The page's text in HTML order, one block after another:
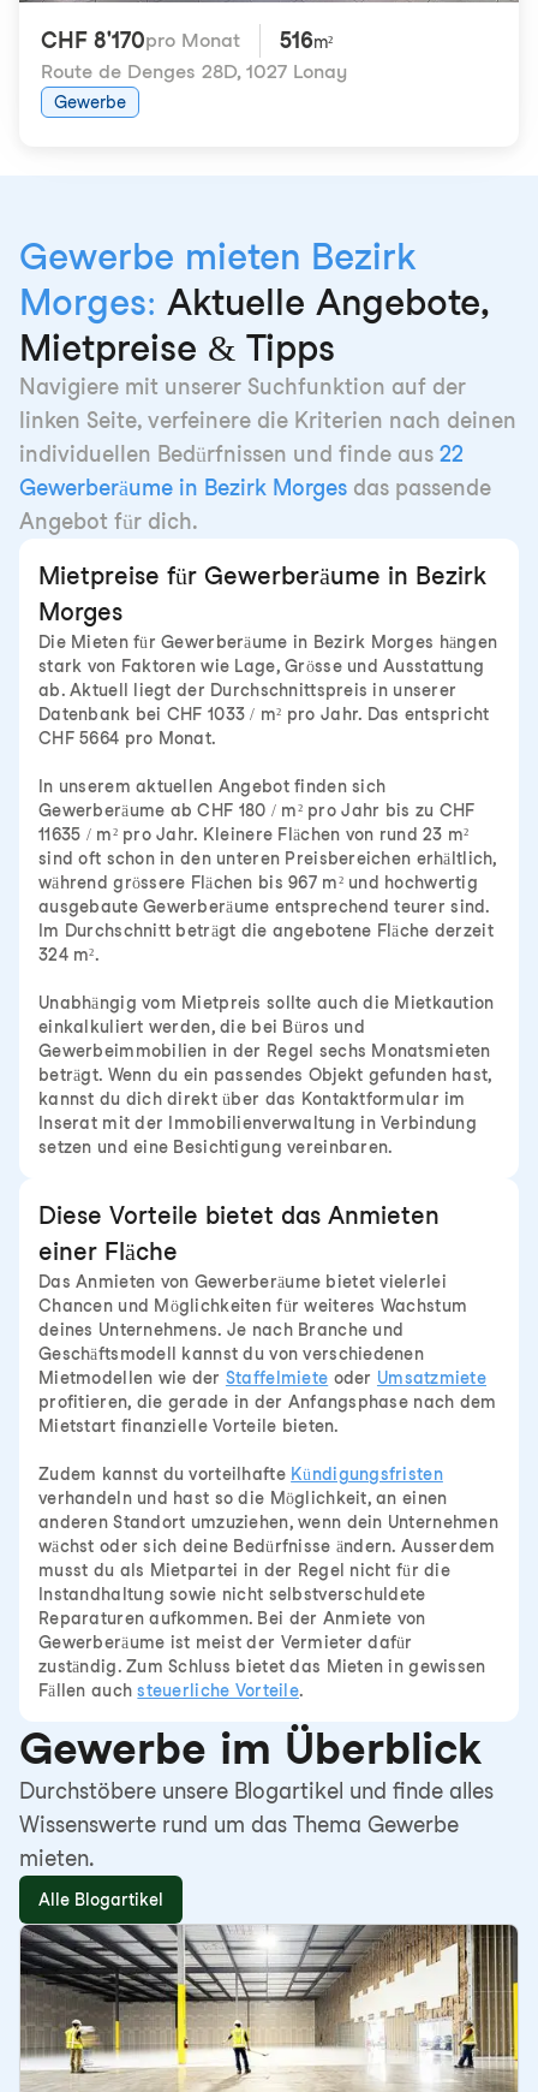
CHF 8'170pro Monat 516m²
Route de Denges 28D, 1027 Lonay
Gewerbe
Gewerbe mieten Bezirk
Morges: Aktuelle Angebote,
Mietpreise & Tipps
Navigiere mit unserer Suchfunktion auf der
linken Seite, verfeinere die Kriterien nach deinen
individuellen Bedürfnissen und finde aus 22
Gewerberäume in Bezirk Morges das passende
Angebot für dich.
Mietpreise für Gewerberäume in Bezirk
Morges
Die Mieten für Gewerberäume in Bezirk Morges hängen
stark von Faktoren wie Lage, Grösse und Ausstattung
ab. Aktuell liegt der Durchschnittspreis in unserer
Datenbank bei CHF 1033 / m² pro Jahr. Das entspricht
CHF 5664 pro Monat.
In unserem aktuellen Angebot finden sich
Gewerberäume ab CHF 180 / m² pro Jahr bis zu CHF
11635 / m² pro Jahr. Kleinere Flächen von rund 23 m²
sind oft schon in den unteren Preisbereichen erhältlich,
während grössere Flächen bis 967 m² und hochwertig
ausgebaute Gewerberäume entsprechend teurer sind.
Im Durchschnitt beträgt die angebotene Fläche derzeit
324 m².
Unabhängig vom Mietpreis sollte auch die Mietkaution
einkalkuliert werden, die bei Büros und
Gewerbeimmobilien in der Regel sechs Monatsmieten
beträgt. Wenn du ein passendes Objekt gefunden hast,
kannst du dich direkt über das Kontaktformular im
Inserat mit der Immobilienverwaltung in Verbindung
setzen und eine Besichtigung vereinbaren.
Diese Vorteile bietet das Anmieten
einer Fläche
Das Anmieten von Gewerberäume bietet vielerlei
Chancen und Möglichkeiten für weiteres Wachstum
deines Unternehmens. Je nach Branche und
Geschäftsmodell kannst du von verschiedenen
Mietmodellen wie der Staffelmiete oder Umsatzmiete
profitieren, die gerade in der Anfangsphase nach dem
Mietstart finanzielle Vorteile bieten.
Zudem kannst du vorteilhafte Kündigungsfristen
verhandeln und hast so die Möglichkeit, an einen
anderen Standort umzuziehen, wenn dein Unternehmen
wächst oder sich deine Bedürfnisse ändern. Ausserdem
musst du als Mietpartei in der Regel nicht für die
Instandhaltung sowie nicht selbstverschuldete
Reparaturen aufkommen. Bei der Anmiete von
Gewerberäume ist meist der Vermieter dafür
zuständig. Zum Schluss bietet das Mieten in gewissen
Fällen auchsteuerliche Vorteile.
Gewerbe im Überblick
Durchstöbere unsere Blogartikel und finde alles
Wissenswerte rund um das Thema Gewerbe
mieten.
Alle Blogartikel